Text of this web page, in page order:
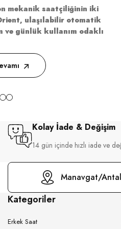
BULOVA
mekanik saatçiliğinin iki
ulaşılabilir otomatik
günlük kullanım odaklı
skeleton detaylar ve üst
anlayışıyla ayrışır.
Kolay İade & Değişim
14 gün içinde hızlı iade ve
Manavgat/
Kategoriler
Erkek Saat